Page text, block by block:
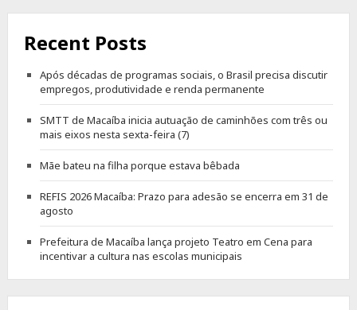
Recent Posts
Após décadas de programas sociais, o Brasil precisa discutir
empregos, produtividade e renda permanente
SMTT de Macaíba inicia autuação de caminhões com três ou
mais eixos nesta sexta-feira (7)
Mãe bateu na filha porque estava bêbada
REFIS 2026 Macaíba: Prazo para adesão se encerra em 31 de
agosto
Prefeitura de Macaíba lança projeto Teatro em Cena para
incentivar a cultura nas escolas municipais